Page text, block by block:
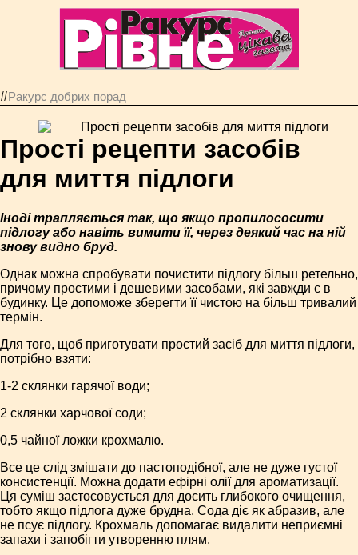
#Ракурс добрих порад
Прості рецепти засобів
для миття підлоги
Іноді трапляється так, що якщо пропилососити
підлогу або навіть вимити її, через деякий час на ній
знову видно бруд.
Однак можна спробувати почистити підлогу більш ретельно,
причому простими і дешевими засобами, які завжди є в
будинку. Це допоможе зберегти її чистою на більш тривалий
термін.
Для того, щоб приготувати простий засіб для миття підлоги,
потрібно взяти:
1-2 склянки гарячої води;
2 склянки харчової соди;
0,5 чайної ложки крохмалю.
Все це слід змішати до пастоподібної, але не дуже густої
консистенції. Можна додати ефірні олії для ароматизації.
Ця суміш застосовується для досить глибокого очищення,
тобто якщо підлога дуже брудна. Сода діє як абразив, але
не псує підлогу. Крохмаль допомагає видалити неприємні
запахи і запобігти утворенню плям.